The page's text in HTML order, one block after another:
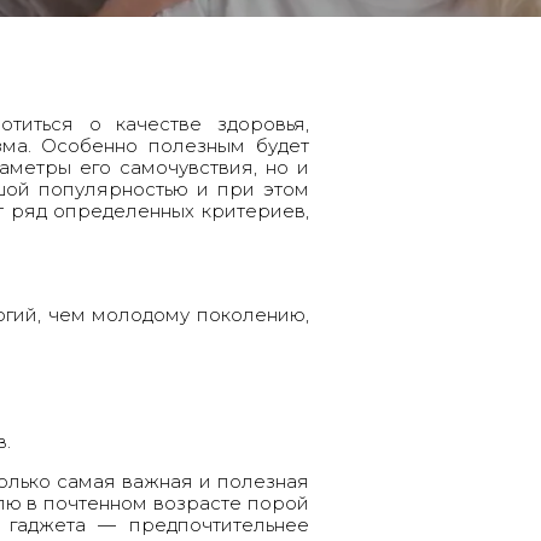
о качестве здоровья,
Особенно полезным будет
его самочувствия, но и
популярностью и при этом
ряд определенных критериев,
чем молодому поколению,
самая важная и полезная
в почтенном возрасте порой
— предпочтительнее